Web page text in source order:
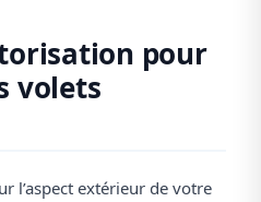
pour
volets
l’aspect extérieur de votre